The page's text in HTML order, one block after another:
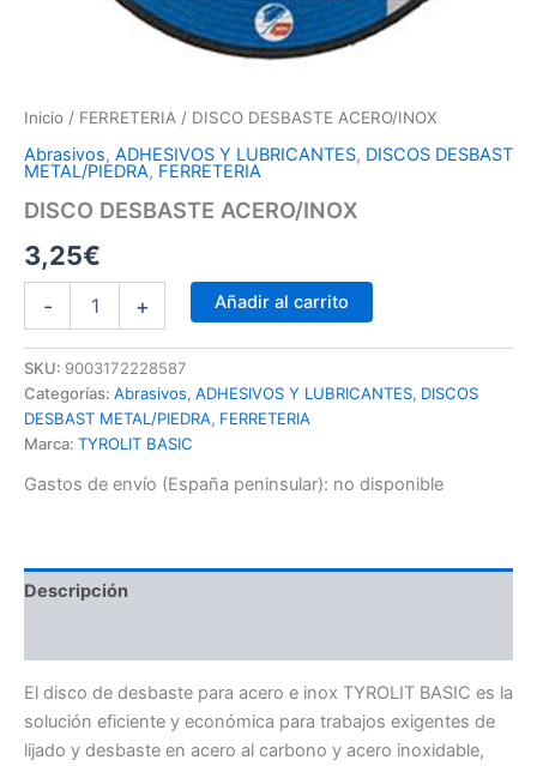
Inicio / FERRETERIA / DISCO DESBASTE ACERO/INOX
Abrasivos, ADHESIVOS Y LUBRICANTES, DISCOS DESBAST
METAL/PIEDRA, FERRETERIA
DISCO DESBASTE ACERO/INOX
3,25€
- + Añadir al carrito
SKU: 9003172228587
Categorías: Abrasivos, ADHESIVOS Y LUBRICANTES, DISCOS
DESBAST METAL/PIEDRA, FERRETERIA
Marca: TYROLIT BASIC
Gastos de envío (España peninsular): no disponible
Descripción
El disco de desbaste para acero e inox TYROLIT BASIC es la
solución eficiente y económica para trabajos exigentes de
lijado y desbaste en acero al carbono y acero inoxidable,